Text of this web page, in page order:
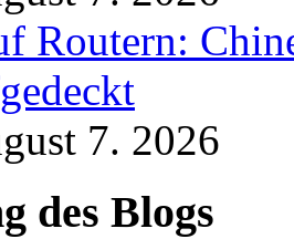
Routern:
7. 2026
des Blogs